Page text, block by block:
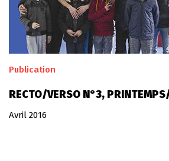
Publication
RECTO/VERSO N°3,
Avril 2016